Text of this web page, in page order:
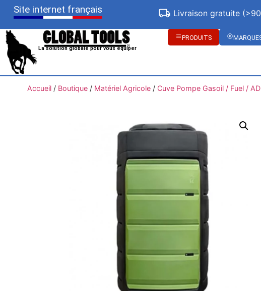
Site internet français Livraison gratuite
La solution globale pour vous équiper
PRODUITS
Accueil/ Boutique/ Matériel Agricole/ Cuve Pompe Gasoil / Fuel /